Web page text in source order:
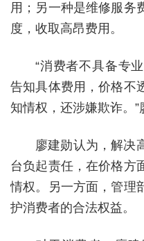
用；另一种是维修服务
度，收取高昂费用。
“消费者不具备专
告知具体费用，价格不
知情权，还涉嫌欺诈。”
廖建勋认为，解决
台负起责任，在价格方
情权。另一方面，管理
护消费者的合法权益。